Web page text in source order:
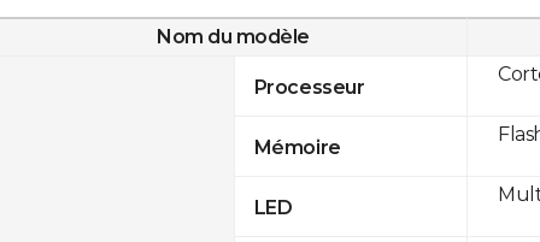
Nom du modèle
Processeur
Mémoire
LED